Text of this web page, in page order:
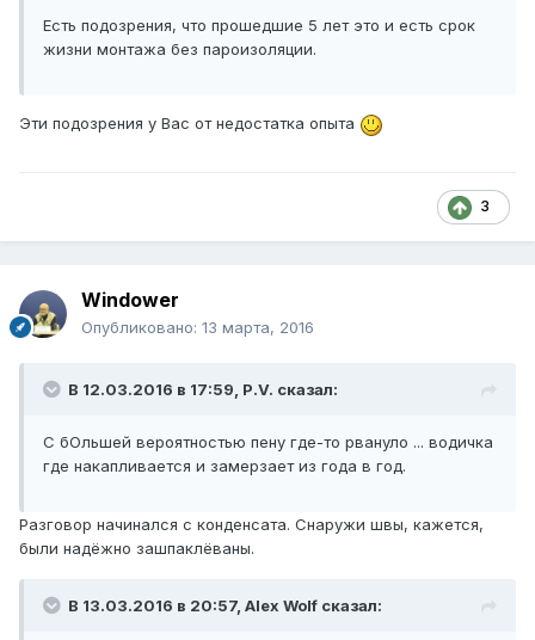
Есть подозрения, что прошедшие 5 лет это и есть срок
жизни монтажа без пароизоляции.
Эти подозрения у Вас от недостатка опыта
3
Windower
Опубликовано: 13 марта, 2016
В 12.03.2016 в 17:59, P.V. сказал:
С бОльшей вероятностью пену где-то рвануло ... водичка
где накапливается и замерзает из года в год.
Разговор начинался с конденсата. Снаружи швы, кажется,
были надёжно зашпаклёваны.
В 13.03.2016 в 20:57, Alex Wolf сказал: